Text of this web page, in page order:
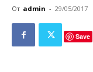
От admin - 29/05/2017
Save